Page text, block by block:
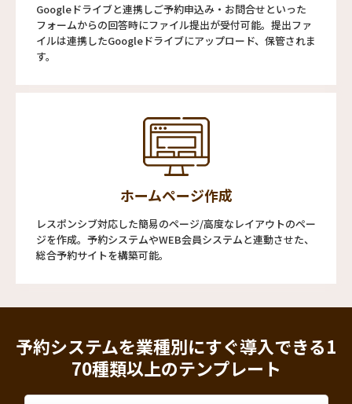
Googleドライブと連携しご予約申込み・お問合せといった
フォームからの回答時にファイル提出が受付可能。提出ファ
イルは連携したGoogleドライブにアップロード、保管されま
す。
ホームページ作成
レスポンシブ対応した簡易のページ/高度なレイアウトのペー
ジを作成。予約システムやWEB会員システムと連動させた、
総合予約サイトを構築可能。
予約システムを業種別にすぐ導入できる1
70種類以上のテンプレート